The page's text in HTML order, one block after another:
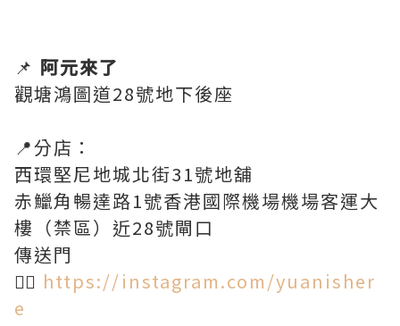
📌 阿元來了
觀塘鴻圖道28號地下後座
📍分店：
西環堅尼地城北街31號地舖
赤鱲角暢達路1號香港國際機場機場客運大
樓（禁區）近28號閘口
傳送門
👉🏻 https://instagram.com/yuanisher
e